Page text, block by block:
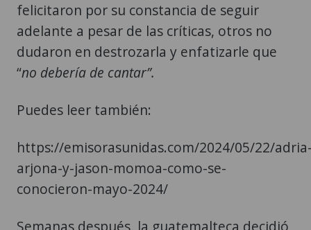
felicitaron por su constancia de seguir
adelante a pesar de las críticas, otros no
dudaron en destrozarla y enfatizarle que
“no debería de cantar”.
Puedes leer también:
https://emisorasunidas.com/2024/05/22/
arjona-y-jason-momoa-como-se-
conocieron-mayo-2024/
Semanas después, la guatemalteca decidió